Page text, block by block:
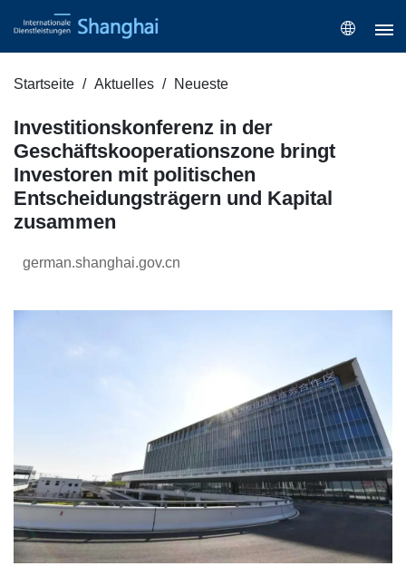
Startseite Aktuelles Neueste
Investitionskonferenz in der
Geschäftskooperationszone bringt
Investoren mit politischen
Entscheidungsträgern und Kapital
zusammen
german.shanghai.gov.cn